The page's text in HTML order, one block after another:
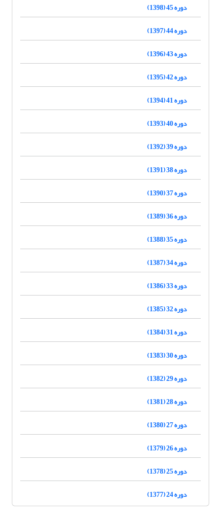
دوره 45 (1398)
دوره 44 (1397)
دوره 43 (1396)
دوره 42 (1395)
دوره 41 (1394)
دوره 40 (1393)
دوره 39 (1392)
دوره 38 (1391)
دوره 37 (1390)
دوره 36 (1389)
دوره 35 (1388)
دوره 34 (1387)
دوره 33 (1386)
دوره 32 (1385)
دوره 31 (1384)
دوره 30 (1383)
دوره 29 (1382)
دوره 28 (1381)
دوره 27 (1380)
دوره 26 (1379)
دوره 25 (1378)
دوره 24 (1377)